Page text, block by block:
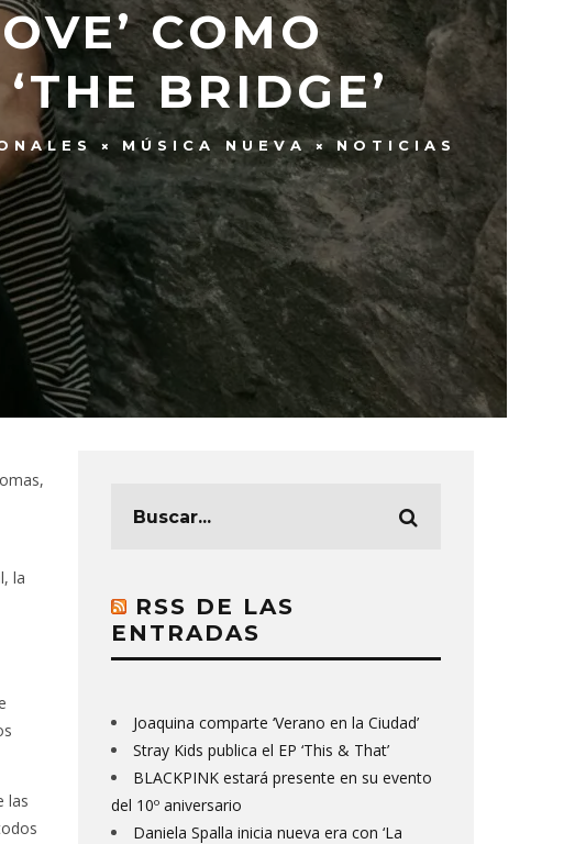
COMO
BRIDGE’
MÚSICA NUEVA NOTICIAS
la
las
RSS DE LAS
ENTRADAS
Joaquina comparte ‘Verano en la Ciudad’
Stray Kids publica el EP ‘This & That’
BLACKPINK estará presente en su evento
del 10º aniversario
Daniela Spalla inicia nueva era con ‘La